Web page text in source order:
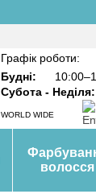
Графік роботи:
Будні:
Субота - Неділя:
WORLD WIDE
волосся